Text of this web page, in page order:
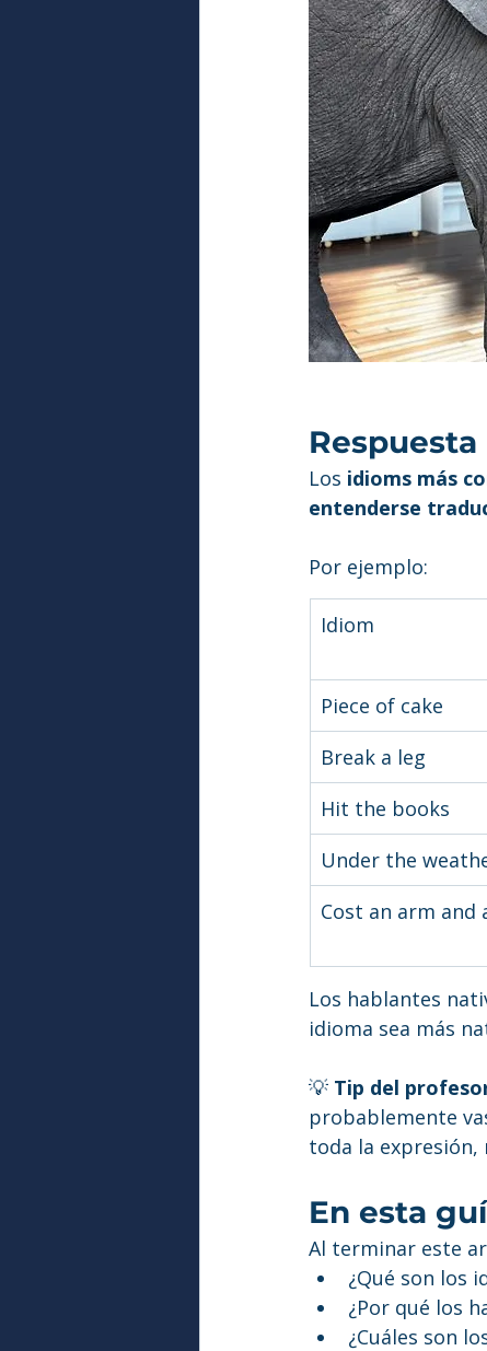
Los idioms más
entenderse
Por ejemplo:
Idiom
Piece of cake
Break a leg
Hit the books
Under the
Cost an arm and
Los hablantes
idioma sea más
💡 Tip del
probablemente
toda la expresión,
En esta
Al terminar este
¿Qué son los
¿Por qué los
¿Cuáles son